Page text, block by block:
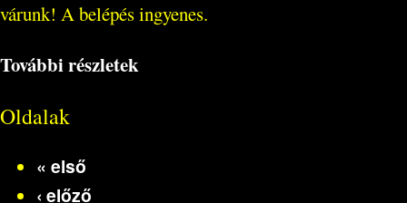
várunk! A belépés ingyenes.
További részletek
Oldalak
« első
‹ előző